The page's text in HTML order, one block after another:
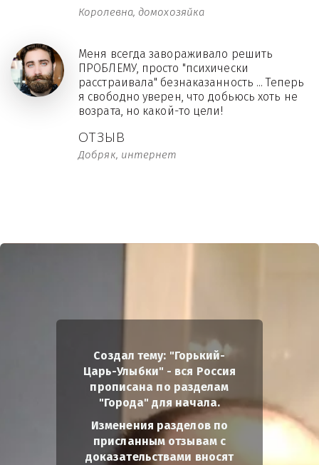
Королевна, домохозяйка
ОТЗЫВ
Добряк, интернет
Меня всегда завораживало решить
ПРОБЛЕМУ, просто "психически
расстраивала" безнаказанность ... Теперь
я свободно уверен, что добьюсь хоть не
возрата, но какой-то цели!
Создал тему: "Горький-
Царь-Улыбки" - вся Россия
прописана по разделам
"Города" для начала.
Изменения разделов по
присланным отзывам с
доказательствами вносят